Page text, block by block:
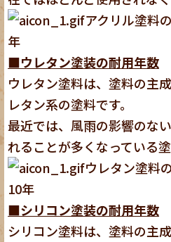
アクリル塗料
年
■ウレタン塗装の耐用年数
ウレタン塗料は、塗料の主
レタン系の塗料です。
最近では、風雨の影響のな
れることが多くなっている塗
ウレタン塗料
10年
■シリコン塗装の耐用年数
シリコン塗料は、塗料の主